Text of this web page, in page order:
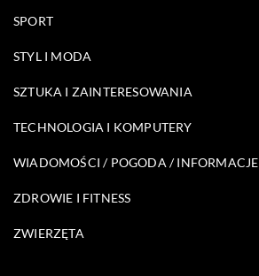
SPORT
STYL I MODA
SZTUKA I ZAINTERESOWANIA
TECHNOLOGIA I KOMPUTERY
WIADOMOŚCI / POGODA / INFORMACJE
ZDROWIE I FITNESS
ZWIERZĘTA